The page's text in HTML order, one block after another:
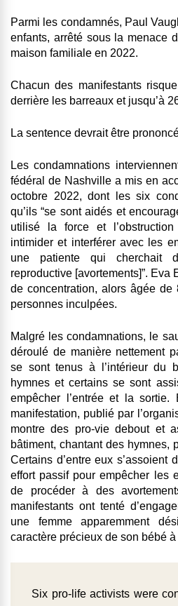
Parmi les condamnés, Paul
enfants, arrêté sous la menace
maison familiale en 2022.
Chacun des manifestants
derrière les barreaux et jusqu’à
La sentence devrait être
Les condamnations
fédéral de Nashville a mis en
octobre 2022, dont les six
qu’ils “se sont aidés et
utilisé la force et
intimider et interférer avec les
une patiente qui cherchait
reproductive [avortements]”. Eva
de concentration, alors âgée
personnes inculpées.
Malgré les condamnations, le
déroulé de manière nettement
se sont tenus à l’intérieur du
hymnes et certains se sont
empêcher l’entrée et la sortie.
manifestation, publié par
montre des pro-vie debout et
bâtiment, chantant des hymnes,
Certains d’entre eux s’assoient
effort passif pour empêcher les
de procéder à des
manifestants ont tenté
une femme apparemment
caractère précieux de son bébé à
Six pro-life activists were